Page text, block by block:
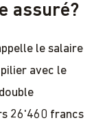
assuré?
le salaire
avec le
26'460 francs